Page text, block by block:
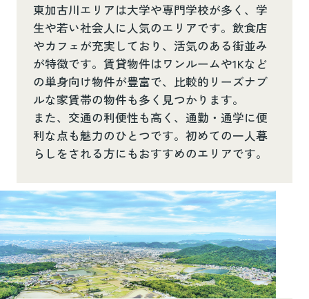
東加古川エリアは大学や専門学校が多く、学
生や若い社会人に人気のエリアです。飲食店
やカフェが充実しており、活気のある街並み
が特徴です。賃貸物件はワンルームや1Kなど
の単身向け物件が豊富で、比較的リーズナブ
ルな家賃帯の物件も多く見つかります。
また、交通の利便性も高く、通勤・通学に便
利な点も魅力のひとつです。初めての一人暮
らしをされる方にもおすすめのエリアです。